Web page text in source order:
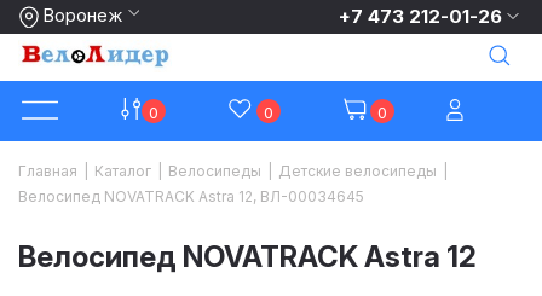
Воронеж +7 473 212-01-26
0 0 0
Главная Каталог Велосипеды Детские велосипеды
Велосипед NOVATRACK Astra 12, ВЛ-00034645
Велосипед NOVATRACK Astra 12